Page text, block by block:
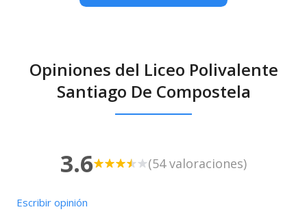
Opiniones del Liceo Polivalente
Santiago De Compostela
3.6 (54 valoraciones)
Escribir opinión